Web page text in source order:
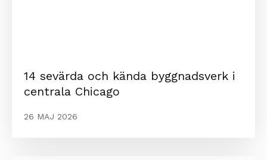
14 sevärda och kända byggnadsverk i
centrala Chicago
26 MAJ 2026